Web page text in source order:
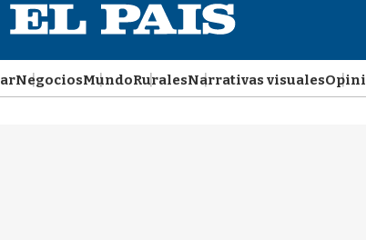
NegociosMundoRuralesNarrativas visuales